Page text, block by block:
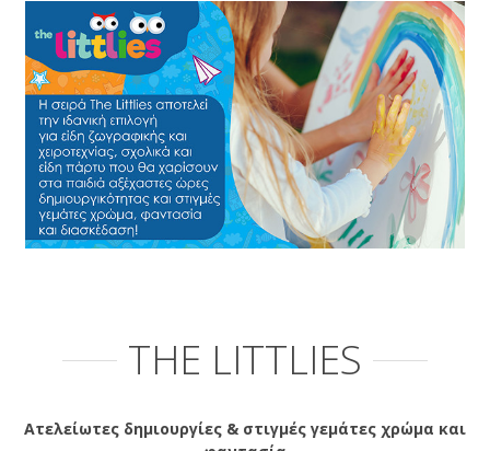
THE LITTLIES
Ατελείωτες δημιουργίες & στιγμές γεμάτες χρώμα και